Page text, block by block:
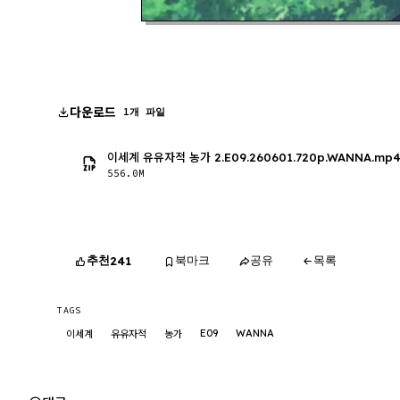
다운로드 1개 파일
이세계 유유자적 농가 2.E09.260601.720p.WANNA.mp4
556.0M
추천241 북마크 공유 목록
TAGS
이세계 유유자적 농가 E09 WANNA